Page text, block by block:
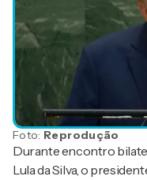
Foto: Reprodução
Durante encontro
Lula da Silva, o